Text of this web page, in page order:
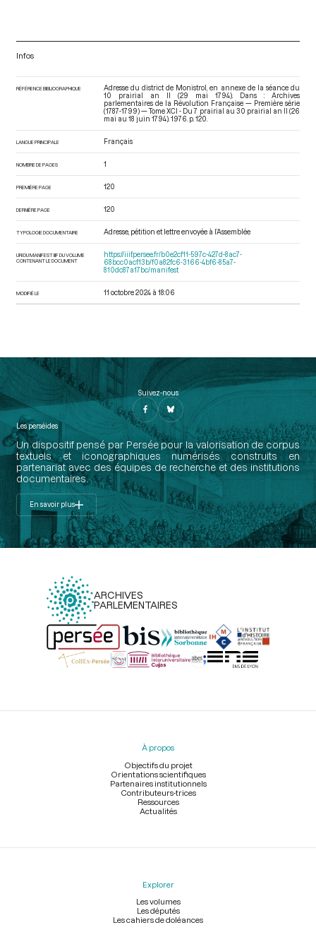
Infos
RÉFÉRENCE BIBLIOGRAPHIQUE
Adresse du district de Monistrol, en annexe de la séance du
10 prairial an II (29 mai 1794). Dans : Archives
parlementaires de la Révolution Française — Première série
(1787-1799) — Tome XCI - Du 7 prairial au 30 prairial an II (26
mai au 18 juin 1794) . 1976. p. 120.
LANGUE PRINCIPALE Français
NOMBRE DE PAGES 1
PREMIÈRE PAGE 120
DERNIÈRE PAGE 120
TYPOLOGIE DOCUMENTAIRE Adresse, pétition et lettre envoyée à l’Assemblée
URI DU MANIFEST IIIF DU VOLUME
CONTENANT LE DOCUMENT
https://iiif.persee.fr/b0e2cf11-597c-427d-8ac7-
68bcc0acf13b/f0a82fc6-3166-4bf6-85a7-
810dc87a17bc/manifest
MODIFIÉ LE 11 octobre 2024 à 18:06
Suivez-nous
Les perséides
Un dispositif pensé par Persée pour la valorisation de corpus
textuels et iconographiques numérisés construits en
partenariat avec des équipes de recherche et des institutions
documentaires.
En savoir plus
ARCHIVES
PARLEMENTAIRES
Menu
À propos
Objectifs du projet
Orientations scientifiques
Partenaires institutionnels
Contributeurs-trices
Ressources
Actualités
Explorer
Les volumes
Les députés
Les cahiers de doléances